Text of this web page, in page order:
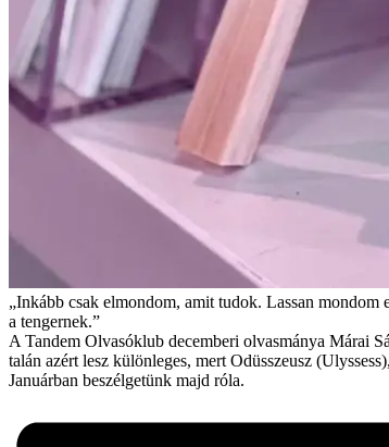
„Inkább csak elmondom, amit tudok. Lassan
a tengernek.”
A Tandem Olvasóklub decemberi olvasmánya Márai
talán azért lesz különleges, mert Odüsszeusz
Januárban beszélgetünk majd róla.